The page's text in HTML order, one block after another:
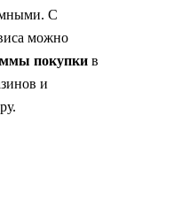
С
можно
покупкив
и